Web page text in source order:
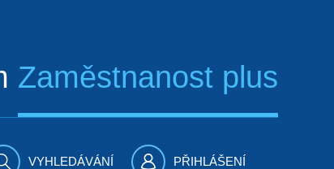
Zaměstnanost plus
VYHLEDÁVÁNÍ PŘIHLÁŠENÍ